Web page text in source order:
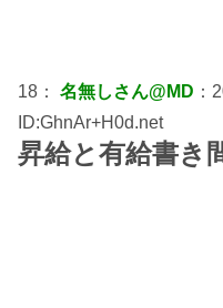
18： 名無しさん@MD ：
ID:GhnAr+H0d.net
昇給と有給書き